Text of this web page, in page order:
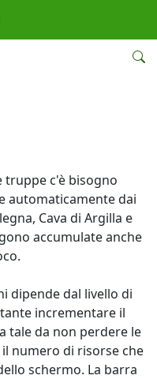
truppe c'è bisogno
automaticamente dai
Cava di Argilla e
accumulate anche
dipende dal livello di
incrementare il
tale da non perdere le
numero di risorse che
schermo. La barra